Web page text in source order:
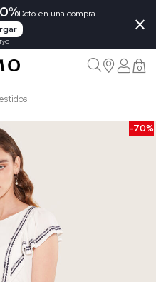
Dcto en una compra
×
0
-70%